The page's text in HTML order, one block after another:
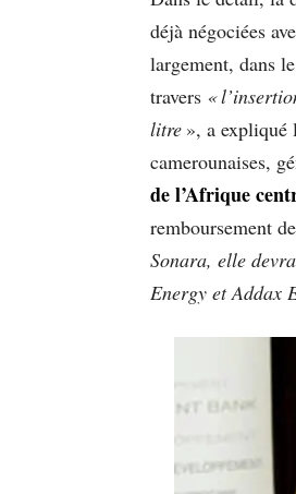
déjà négociées
largement, dans
travers «
litre », a expliqué
camerounaises,
de l’Afrique
remboursement
Sonara, elle
Energy et Addax